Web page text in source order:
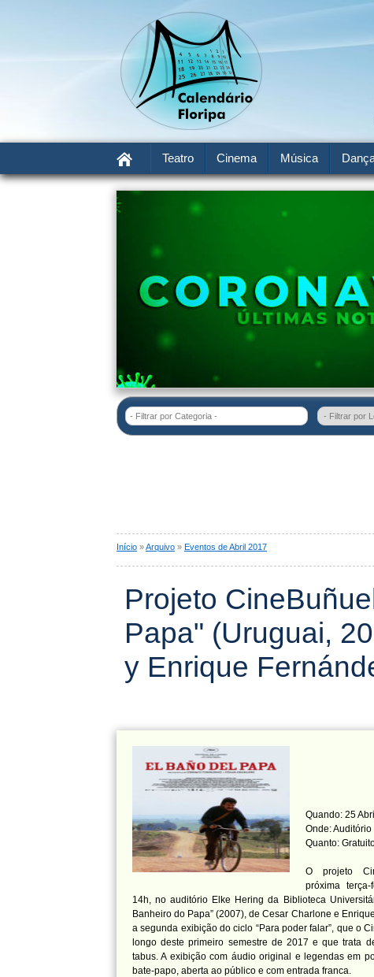
Teatro Cinema Música
- Filtrar por Categoria -
Início »Arquivo » Eventos de Abril 2017
Projeto
Papa" (Uruguai,
y Enrique
Quando: 25
Onde:
Quanto:
O projeto
próxima
14h, no auditório Elke Hering da Biblioteca
Banheiro do Papa” (2007), de Cesar Charlone e
a segunda exibição do ciclo “Para poder falar”, que o
longo deste primeiro semestre de 2017 e que trata
tabus. A exibição com áudio original e legendas em
bate-papo, aberta ao público e com entrada franca.